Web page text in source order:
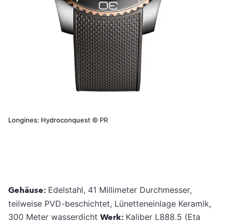
Longines: Hydroconquest © PR
Gehäuse: Edelstahl, 41 Millimeter Durchmesser,
teilweise PVD-beschichtet, Lünetteneinlage Keramik,
300 Meter wasserdicht Werk: Kaliber L888.5 (Eta